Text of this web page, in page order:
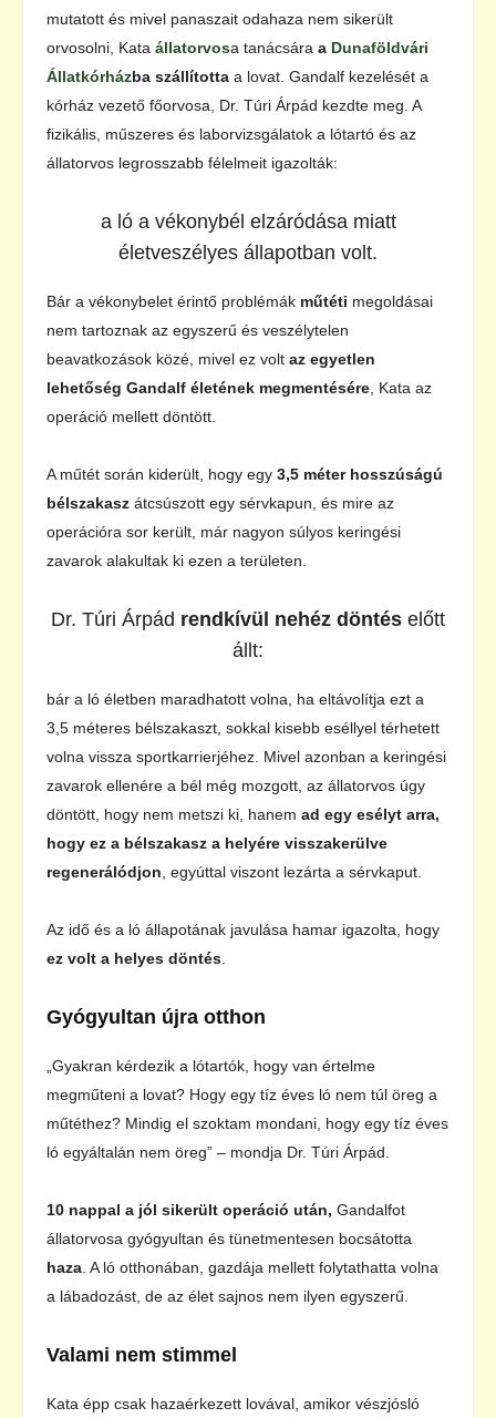
mutatott és mivel panaszait odahaza nem sikerült
orvosolni, Kata állatorvosa tanácsára a Dunaföldvári
Állatkórházba szállította a lovat. Gandalf kezelését a
kórház vezető főorvosa, Dr. Túri Árpád kezdte meg. A
fizikális, műszeres és laborvizsgálatok a lótartó és az
állatorvos legrosszabb félelmeit igazolták:
a ló a vékonybél elzáródása miatt
életveszélyes állapotban volt.
Bár a vékonybelet érintő problémák műtéti megoldásai
nem tartoznak az egyszerű és veszélytelen
beavatkozások közé, mivel ez volt az egyetlen
lehetőség Gandalf életének megmentésére , Kata az
operáció mellett döntött.
A műtét során kiderült, hogy egy 3,5 méter hosszúságú
bélszakasz átcsúszott egy sérvkapun, és mire az
operációra sor került, már nagyon súlyos keringési
zavarok alakultak ki ezen a területen.
Dr. Túri Árpád rendkívül nehéz döntés előtt
állt:
bár a ló életben maradhatott volna, ha eltávolítja ezt a
3,5 méteres bélszakaszt, sokkal kisebb eséllyel térhetett
volna vissza sportkarrierjéhez. Mivel azonban a keringési
zavarok ellenére a bél még mozgott, az állatorvos úgy
döntött, hogy nem metszi ki, hanem ad egy esélyt arra,
hogy ez a bélszakasz a helyére visszakerülve
regenerálódjon , egyúttal viszont lezárta a sérvkaput.
Az idő és a ló állapotának javulása hamar igazolta, hogy
ez volt a helyes döntés
Gyógyultan újra otthon
„Gyakran kérdezik a lótartók, hogy van értelme
megműteni a lovat? Hogy egy tíz éves ló nem túl öreg a
műtéthez? Mindig el szoktam mondani, hogy egy tíz éves
ló egyáltalán nem öreg” – mondja Dr. Túri Árpád.
10 nappal a jól sikerült operáció után, Gandalfot
állatorvosa gyógyultan és tünetmentesen bocsátotta
haza . A ló otthonában, gazdája mellett folytathatta volna
a lábadozást, de az élet sajnos nem ilyen egyszerű.
Valami nem stimmel
Kata épp csak hazaérkezett lovával, amikor vészjósló